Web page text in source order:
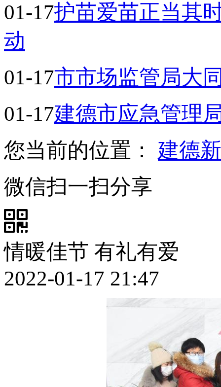
01-17护苗爱苗正当其
动
01-17市市场监管局大
01-17建德市应急管理
您当前的位置： 建德
微信扫一扫分享
情暖佳节 有礼有爱
2022-01-17 21:47